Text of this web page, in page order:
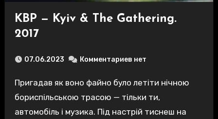
KBP — Kyiv & The Gathering.
2017
07.06.2023 Комментариев нет
Пригадав як воно файно було летіти нічною
бориспільською трасою — тільки ти,
автомобіль і музика. Під настрій тиснеш на